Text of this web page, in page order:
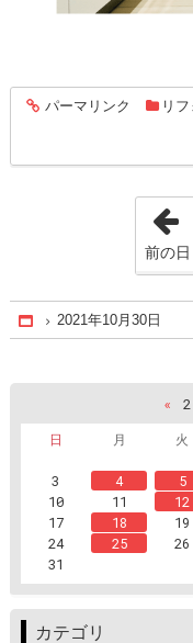
entry229
パーマリンク リ
前の日
Home
2021年10月30日
«
日
月 火
3
4 5
10
11 12
17
18 19
24
25 26
31
カテゴリ